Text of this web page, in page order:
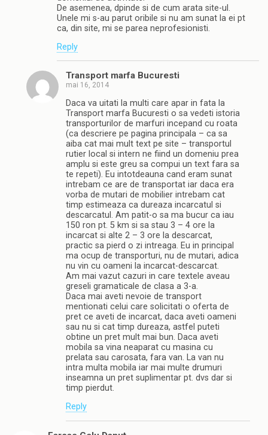
De asemenea, dpinde si de cum arata site-ul.
Unele mi s-au parut oribile si nu am sunat la ei pt
ca, din site, mi se parea neprofesionisti.
Reply
Transport marfa Bucuresti
mai 16, 2014
Daca va uitati la multi care apar in fata la
Transport marfa Bucuresti o sa vedeti istoria
transporturilor de marfuri incepand cu roata
(ca descriere pe pagina principala – ca sa
aiba cat mai mult text pe site – transportul
rutier local si intern ne fiind un domeniu prea
amplu si este greu sa compui un text fara sa
te repeti). Eu intotdeauna cand eram sunat
intrebam ce are de transportat iar daca era
vorba de mutari de mobilier intrebam cat
timp estimeaza ca dureaza incarcatul si
descarcatul. Am patit-o sa ma bucur ca iau
150 ron pt. 5 km si sa stau 3 – 4 ore la
incarcat si alte 2 – 3 ore la descarcat,
practic sa pierd o zi intreaga. Eu in principal
ma ocup de transporturi, nu de mutari, adica
nu vin cu oameni la incarcat-descarcat.
Am mai vazut cazuri in care textele aveau
greseli gramaticale de clasa a 3-a.
Daca mai aveti nevoie de transport
mentionati celui care solicitati o oferta de
pret ce aveti de incarcat, daca aveti oameni
sau nu si cat timp dureaza, astfel puteti
obtine un pret mult mai bun. Daca aveti
mobila sa vina neaparat cu masina cu
prelata sau carosata, fara van. La van nu
intra multa mobila iar mai multe drumuri
inseamna un pret suplimentar pt. dvs dar si
timp pierdut.
Reply